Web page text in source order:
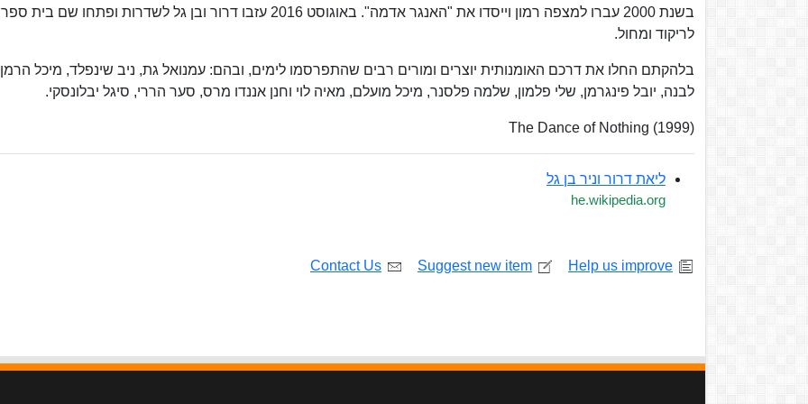
בשנת 2000 עברו למצפה רמון וייסדו את "האנגר אדמה". באוגוסט 2016 עזבו דרור ובן גל לשדרות ופתחו שם בית ספר
לריקוד ומחול.
בלהקתם החלו את דרכם האומנותית יוצרים ומורים רבים שהתפרסמו לימים, ובהם: עמנואל גת, ניב שינפלד, מיכל הרמן,
לבנה, יובל פינגרמן, שלי פלמון, שלמה פלסנר, מיכל מועלם, מאיה לוי וחנן אננדו מרס, סער הררי, סיגל יבלונסקי.
The Dance of Nothing (1999)
ליאת דרור וניר בן גל
he.wikipedia.org
Help us improve
Suggest new item
Contact Us